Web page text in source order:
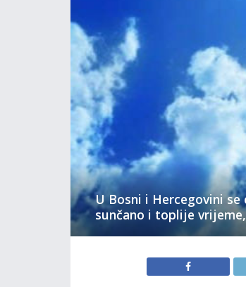
U Bosni i Hercegovini
sunčano i toplije